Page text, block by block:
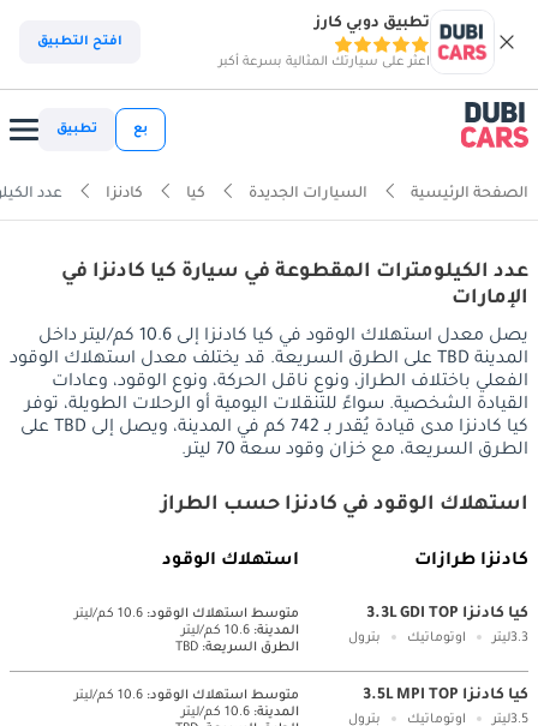
تطبيق دوبي كارز
اعثر على سيارتك المثالية بسرعة أكبر
افتح التطبيق
بع تطبيق
الصفحة الرئيسية السيارات الجديدة كيا كادنزا عدد
عدد الكيلومترات المقطوعة في سيارة كيا كادنزا في
الإمارات
يصل معدل استهلاك الوقود في كيا كادنزا إلى 10.6 كم/ليتر داخل
المدينة TBD على الطرق السريعة. قد يختلف معدل استهلاك الوقود
الفعلي باختلاف الطراز، ونوع ناقل الحركة، ونوع الوقود، وعادات
القيادة الشخصية. سواءً للتنقلات اليومية أو الرحلات الطويلة، توفر
كيا كادنزا مدى قيادة يُقدر بـ 742 كم في المدينة، ويصل إلى TBD على
الطرق السريعة، مع خزان وقود سعة 70 ليتر.
استهلاك الوقود في كادنزا حسب الطراز
كادنزا طرازات استهلاك الوقود
كيا كادنزا 3.3L GDI TOP
3.3ليتر اوتوماتيك بترول
متوسط ​​استهلاك الوقود: 10.6 كم/ليتر
المدينة: 10.6 كم/ليتر
الطرق السريعة: TBD
كيا كادنزا 3.5L MPI TOP
3.5ليتر اوتوماتيك بترول
متوسط ​​استهلاك الوقود: 10.6 كم/ليتر
المدينة: 10.6 كم/ليتر